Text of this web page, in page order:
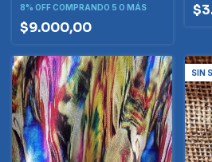
8% OFFCOMPRANDO 5 O MÁS
$9.000,00
SIN